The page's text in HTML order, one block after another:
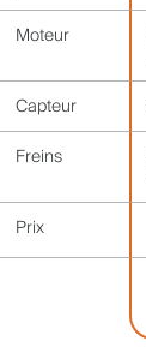
Moteur
Capteur
Freins
Prix